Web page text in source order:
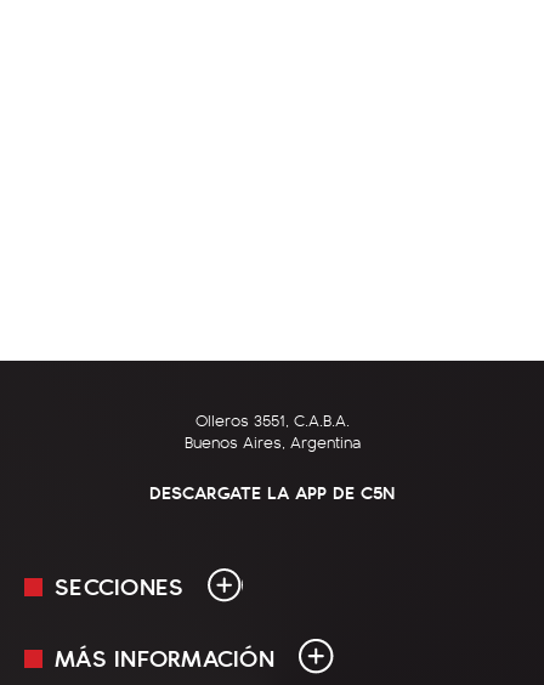
Olleros 3551, C.A.B.A.
Buenos Aires, Argentina
DESCARGATE LA APP DE C5N
SECCIONES
En Vivo
MÁS INFORMACIÓN